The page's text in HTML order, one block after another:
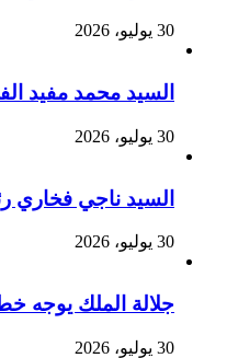
30 يوليو، 2026
السيد محمد مفيد
30 يوليو، 2026
السيد ناجي فخاري
30 يوليو، 2026
جلالة الملك يوجه
30 يوليو، 2026